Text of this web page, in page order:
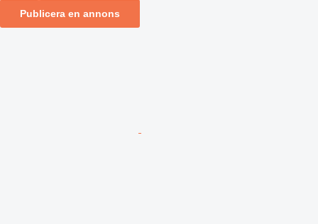
Publicera en annons